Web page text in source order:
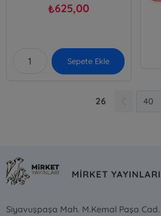
₺625,00
Sepete Ekle
26
MİRKET YAYINLARI
Siyavuşpaşa Mah. M.Kemal Paşa